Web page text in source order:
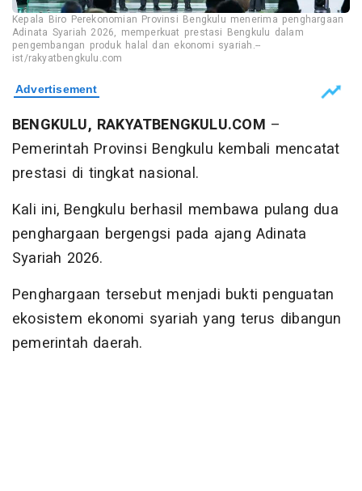
Kepala Biro Perekonomian Provinsi Bengkulu menerima penghargaan
Adinata Syariah 2026, memperkuat prestasi Bengkulu dalam
pengembangan produk halal dan ekonomi syariah.--
ist/rakyatbengkulu.com
BENGKULU, RAKYATBENGKULU.COM –
Pemerintah Provinsi Bengkulu kembali mencatat
prestasi di tingkat nasional.
Kali ini, Bengkulu berhasil membawa pulang dua
penghargaan bergengsi pada ajang Adinata
Syariah 2026.
Penghargaan tersebut menjadi bukti penguatan
ekosistem ekonomi syariah yang terus dibangun
pemerintah daerah.